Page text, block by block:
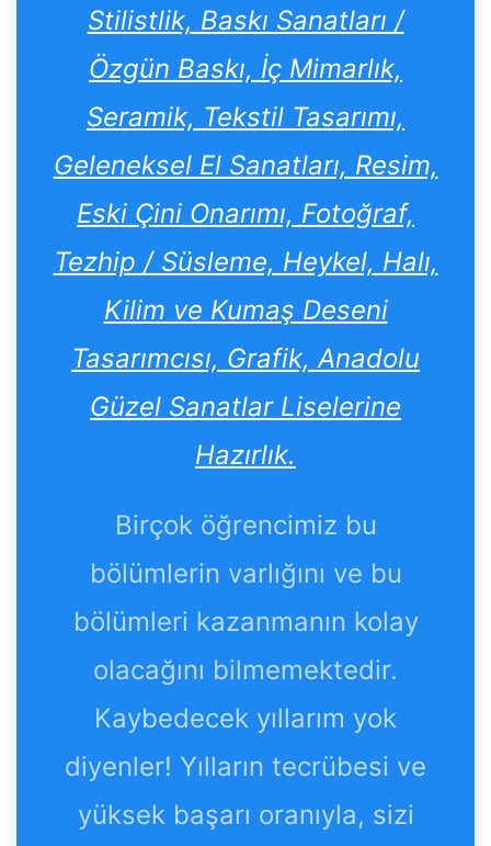
Stilistlik, Baskı Sanatları /
Özgün Baskı, İç Mimarlık,
Seramik, Tekstil Tasarımı,
Geleneksel El Sanatları, Resim,
Eski Çini Onarımı, Fotoğraf,
Tezhip / Süsleme, Heykel, Halı,
Kilim ve Kumaş Deseni
Tasarımcısı, Grafik, Anadolu
Güzel Sanatlar Liselerine
Hazırlık.
Birçok öğrencimiz bu
bölümlerin varlığını ve bu
bölümleri kazanmanın kolay
olacağını bilmemektedir.
Kaybedecek yıllarım yok
diyenler! Yılların tecrübesi ve
yüksek başarı oranıyla, sizi